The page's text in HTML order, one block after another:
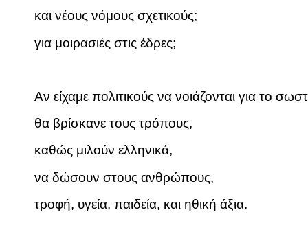
και νέους νόμους σχετικούς;
για μοιρασιές στις έδρες;
Αν είχαμε πολιτικούς να νοιάζονται για το
θα βρίσκανε τους τρόπους,
καθώς μιλούν ελληνικά,
να δώσουν στους ανθρώπους,
τροφή, υγεία, παιδεία, και ηθική άξια.